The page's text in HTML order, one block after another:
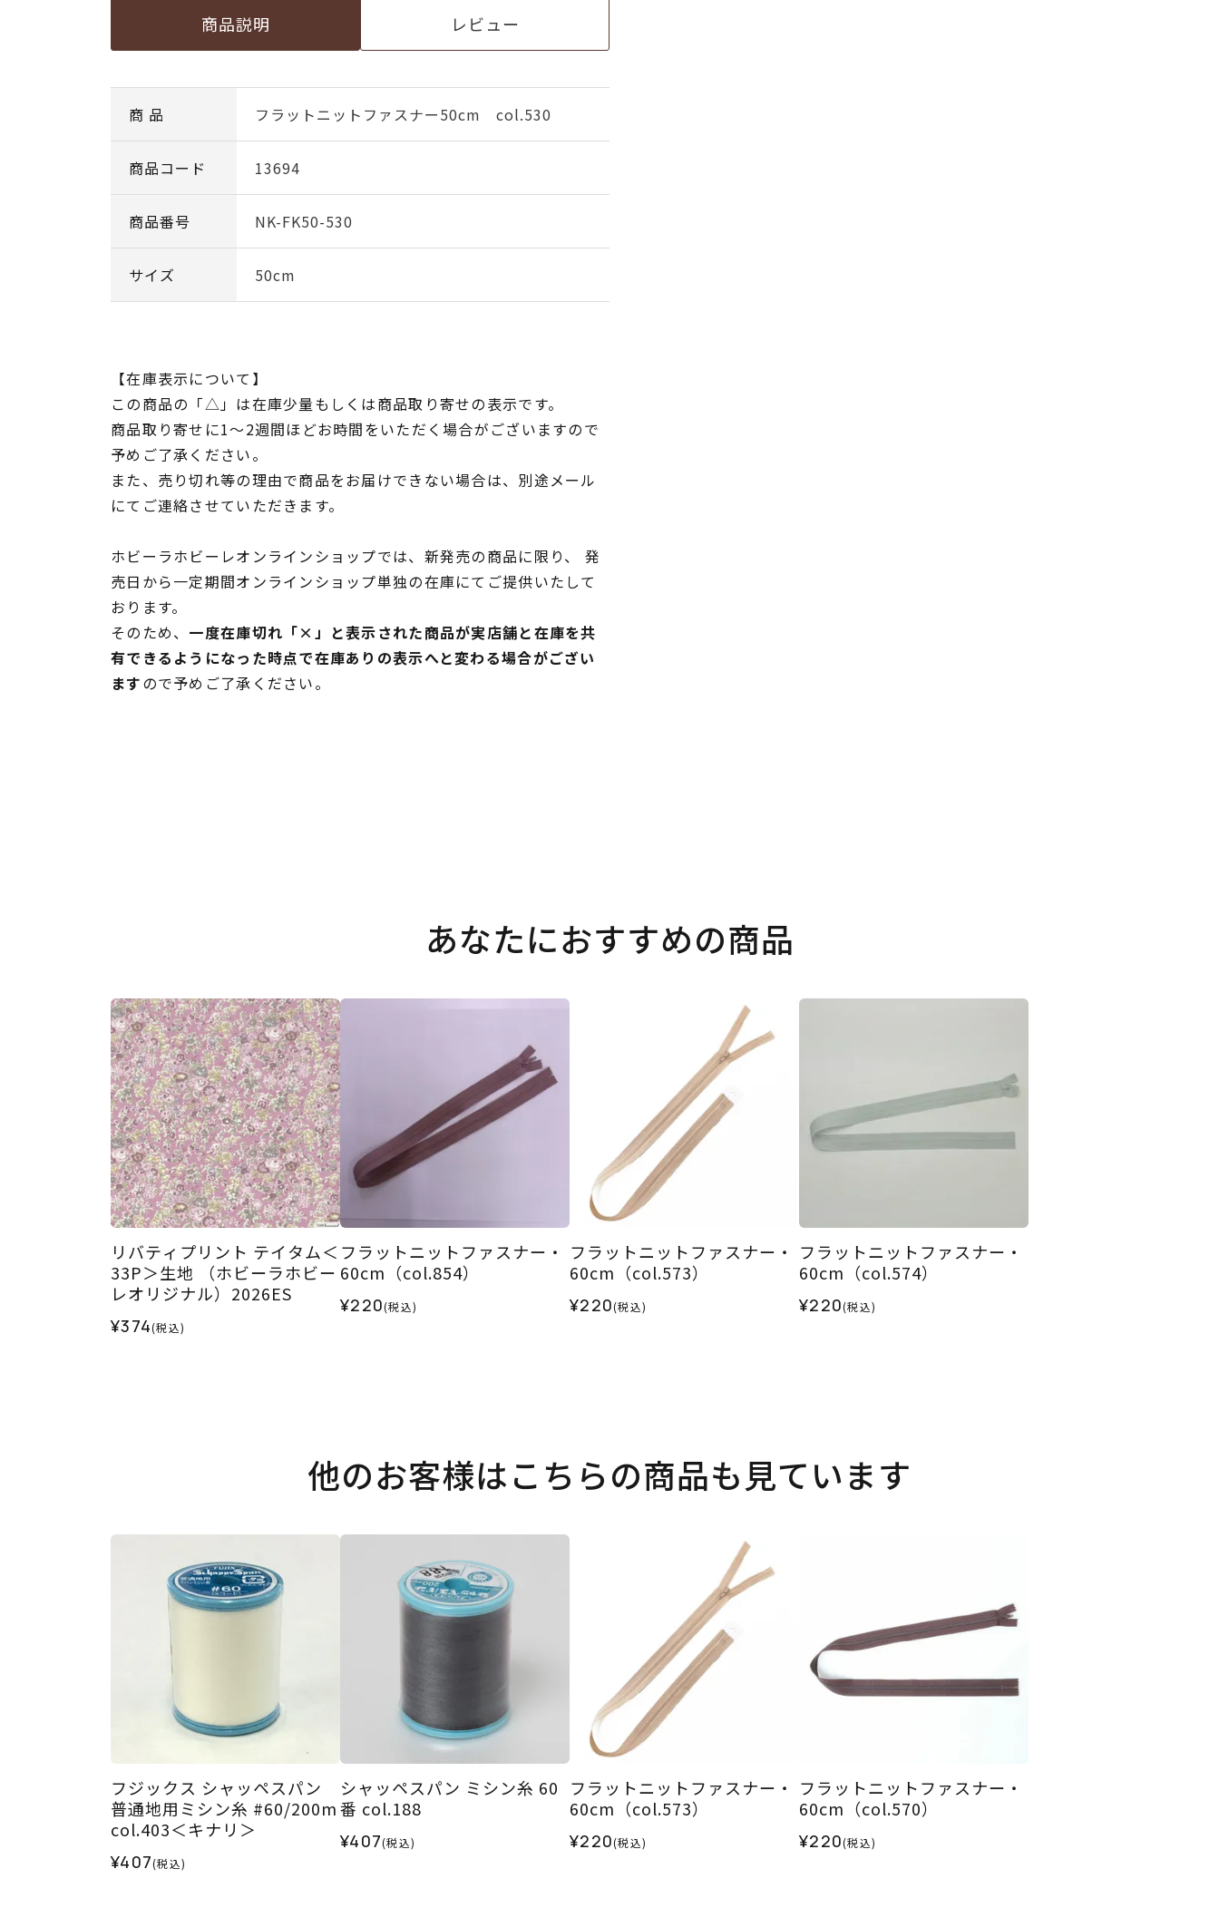
商品説明 レビュー
商 品 フラットニットファスナー50cm col.530
商品コード 13694
商品番号 NK-FK50-530
サイズ 50cm
【在庫表示について】
この商品の「△」は在庫少量もしくは商品取り寄せの表示です。
商品取り寄せに1～2週間ほどお時間をいただく場合がございますので
予めご了承ください。
また、売り切れ等の理由で商品をお届けできない場合は、別途メール
にてご連絡させていただきます。
ホビーラホビーレオンラインショップでは、新発売の商品に限り、 発
売日から一定期間オンラインショップ単独の在庫にてご提供いたして
おります。
そのため、 一度在庫切れ「×」と表示された商品が実店舗と在庫を共
有できるようになった時点で在庫ありの表示へと変わる場合がござい
ますので予めご了承ください。
あなたにおすすめの商品
リバティプリント テイタム＜
33P＞生地 （ホビーラホビー
レオリジナル）2026ES
¥374(税込)
フラットニットファスナー・
60cm（col.854）
¥220(税込)
フラットニットファスナー・
60cm（col.573）
¥220(税込)
フラットニットファスナー・
60cm（col.574）
¥220(税込)
他のお客様はこちらの商品も見ています
フジックス シャッペスパン
普通地用ミシン糸 #60/200m
col.403＜キナリ＞
¥407(税込)
シャッペスパン ミシン糸 60
番 col.188
¥407(税込)
フラットニットファスナー・
60cm（col.573）
¥220(税込)
フラットニットファスナー・
60cm（col.570）
¥220(税込)